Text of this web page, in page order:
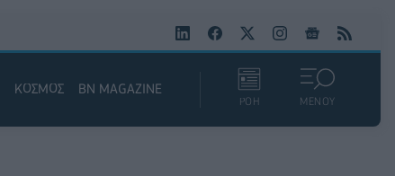
ΚΟΣΜΟΣ BN MAGAZINE
ΡΟΗ ΜΕΝΟΥ